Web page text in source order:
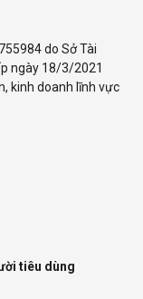
do Sở Tài
ngày 18/3/2021
kinh doanh lĩnh vực
tiêu dùng